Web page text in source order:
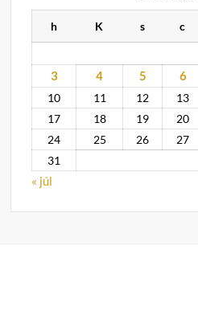
h K s c
3
4 5 6
10
11 12 13
17
18 19 20
24
25 26 27
31
« júl